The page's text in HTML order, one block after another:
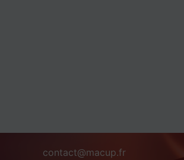
contact@macup.fr